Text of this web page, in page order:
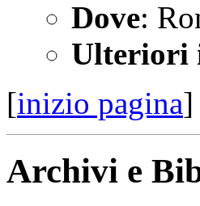
Dove:
Ulteriori
[inizio pagina]
Archivi e